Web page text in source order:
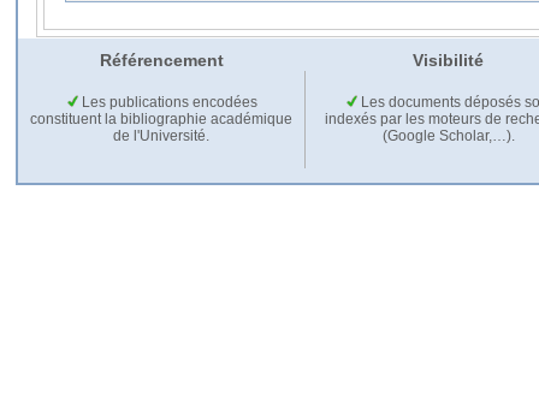
Référencement Visibilité
Les publications encodées
constituent la bibliographie académique
de l'Université.
Les documents déposés
indexés par les moteurs de
(Google Scholar,…).